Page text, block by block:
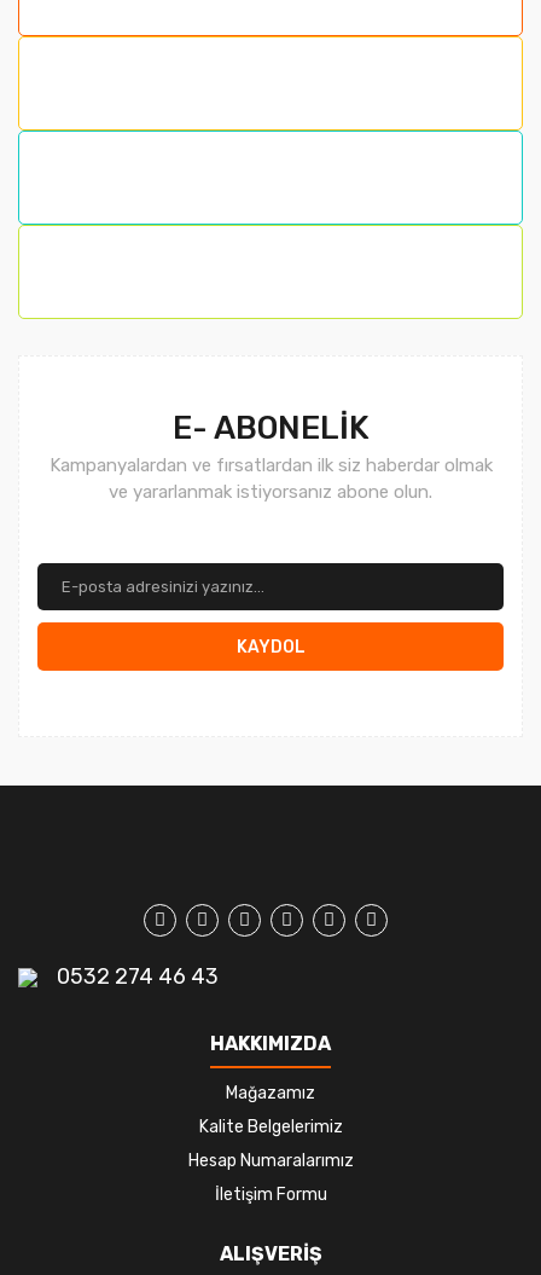
E- ABONELİK
Kampanyalardan ve fırsatlardan ilk siz haberdar olmak
ve yararlanmak istiyorsanız abone olun.
KAYDOL
0532 274 46 43
HAKKIMIZDA
Mağazamız
Kalite Belgelerimiz
Hesap Numaralarımız
İletişim Formu
ALIŞVERİŞ